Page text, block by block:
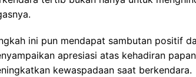
ini pun mendapat sambutan positif
apresiasi atas kehadiran
kewaspadaan saat berkendara.